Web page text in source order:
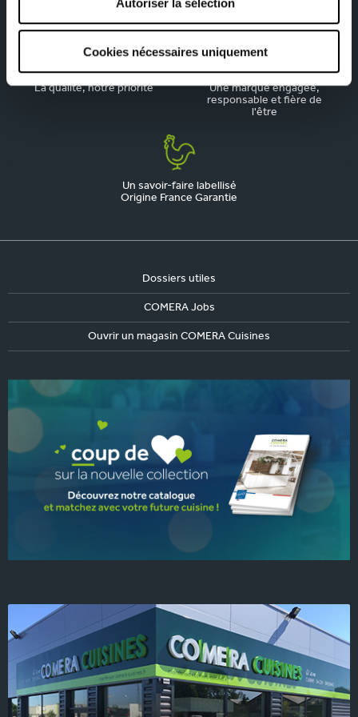
Cookies nécessaires uniquement
Depuis 1945, pionnier de la
Du sur-mesure qui
La qualité, notre priorité
Une marque engagée,
responsable et fière de
l'être
Un savoir-faire labellisé
Origine France Garantie
Dossiers utiles
COMERA Jobs
Ouvrir un magasin COMERA Cuisines